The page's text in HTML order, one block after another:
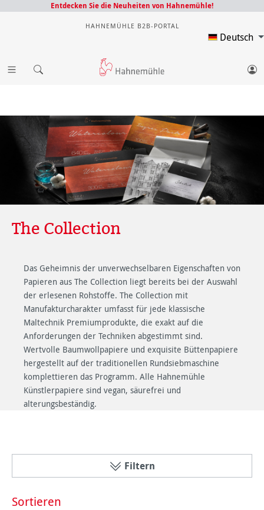
Entdecken Sie die Neuheiten von Hahnemühle!
HAHNEMÜHLE B2B-PORTAL
Deutsch
The Collection
Das Geheimnis der unverwechselbaren Eigenschaften von
Papieren aus The Collection liegt bereits bei der Auswahl
der erlesenen Rohstoffe. The Collection mit
Manufakturcharakter umfasst für jede klassische
Maltechnik Premiumprodukte, die exakt auf die
Anforderungen der Techniken abgestimmt sind.
Wertvolle Baumwollpapiere und exquisite Büttenpapiere
hergestellt auf der traditionellen Rundsiebmaschine
komplettieren das Programm. Alle Hahnemühle
Künstlerpapiere sind vegan, säurefrei und
alterungsbeständig.
Filtern
Sortieren